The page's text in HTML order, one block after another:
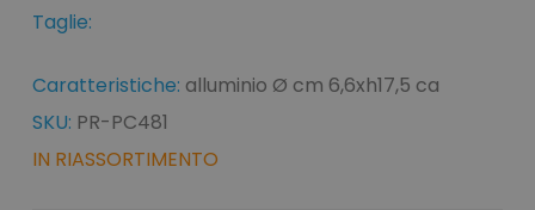
Taglie:
Caratteristiche: alluminio Ø cm 6,6xh17,5 ca
SKU: PR-PC481
IN RIASSORTIMENTO